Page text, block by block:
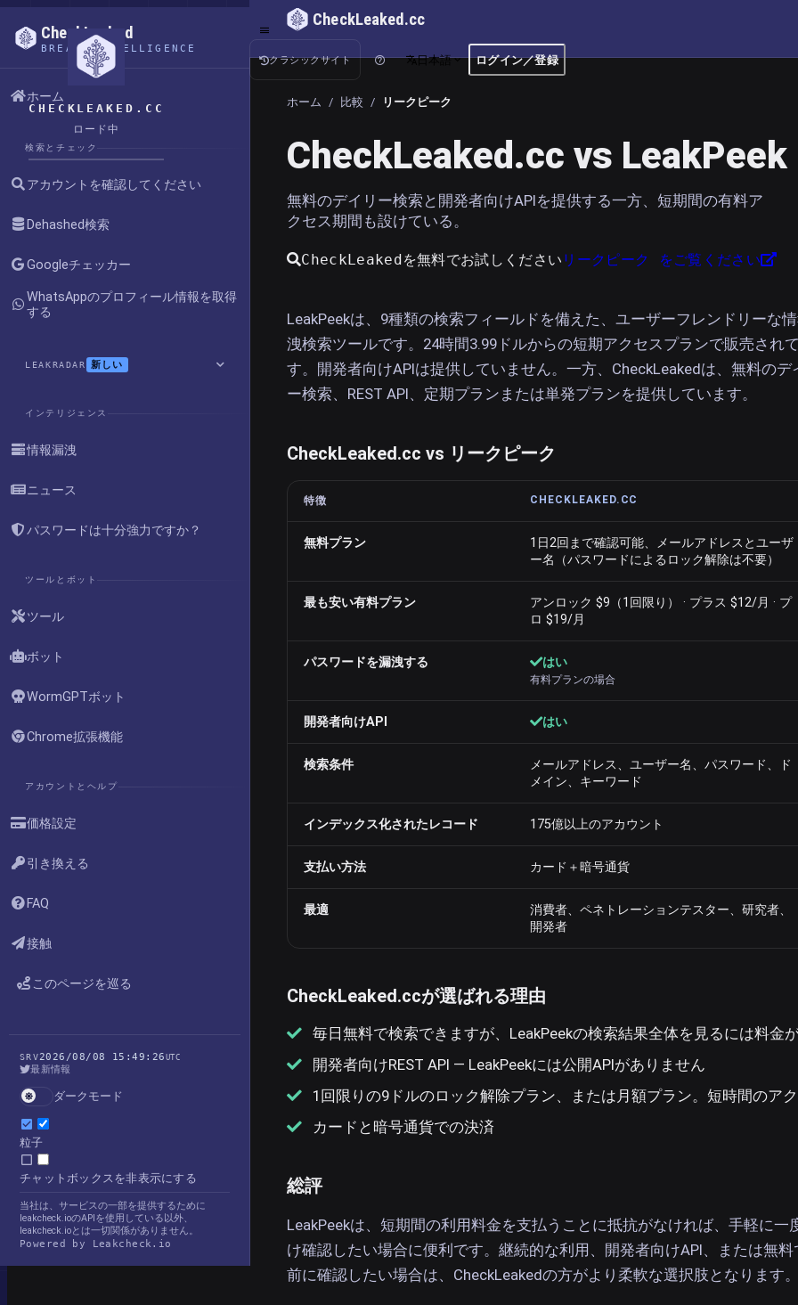
CHECKLEAKED.CC
ロード中
CheckLeaked
BREACH INTELLIGENCE
ホーム
検索とチェック
アカウントを確認してください
Dehashed検索
Googleチェッカー
WhatsAppのプロフィール情報を取得
する
LEAKRADAR 新しい
インテリジェンス
情報漏洩
ニュース
パスワードは十分強力ですか？
ツールとボット
ツール
ボット
WormGPTボット
Chrome拡張機能
アカウントとヘルプ
価格設定
引き換える
FAQ
接触
このページを巡る
SRV2026/08/08 15:49:26UTC
最新情報
ダークモード
粒子
チャットボックスを非表示にする
当社は、サービスの一部を提供するために
leakcheck.ioのAPIを使用している以外、
leakcheck.ioとは一切関係がありません。
Powered by Leakcheck.io
CheckLeaked.cc
クラシックサイト 日本語 ログイン／登録
ホーム / 比較 / リークピーク
CheckLeaked.cc vs LeakPeek
無料のデイリー検索と開発者向けAPIを提供する一方、短期間の有料ア
クセス期間も設けている。
CheckLeakedを無料でお試しください リークピーク をご覧ください
LeakPeekは、9種類の検索フィールドを備えた、ユーザーフレンドリーな
洩検索ツールです。24時間3.99ドルからの短期アクセスプランで販売され
す。開発者向けAPIは提供していません。一方、CheckLeakedは、無料のデ
ー検索、REST API、定期プランまたは単発プランを提供しています。
CheckLeaked.cc vs リークピーク
特徴 CHECKLEAKED.CC
無料プラン
1日2回まで確認可能、メールアドレスとユーザ
ー名（パスワードによるロック解除は不要）
最も安い有料プラン
アンロック $9（1回限り） · プラス $12/月 · プ
ロ $19/月
パスワードを漏洩する はい
有料プランの場合
開発者向けAPI はい
検索条件
メールアドレス、ユーザー名、パスワード、ド
メイン、キーワード
インデックス化されたレコード 175億以上のアカウント
支払い方法 カード＋暗号通貨
最適
消費者、ペネトレーションテスター、研究者、
開発者
CheckLeaked.ccが選ばれる理由
毎日無料で検索できますが、LeakPeekの検索結果全体を見るには料金が
開発者向けREST API — LeakPeekには公開APIがありません
1回限りの9ドルのロック解除プラン、または月額プラン。短時間のア
カードと暗号通貨での決済
総評
LeakPeekは、短期間の利用料金を支払うことに抵抗がなければ、手軽に一
け確認したい場合に便利です。継続的な利用、開発者向けAPI、または無料
前に確認したい場合は、CheckLeakedの方がより柔軟な選択肢となります。